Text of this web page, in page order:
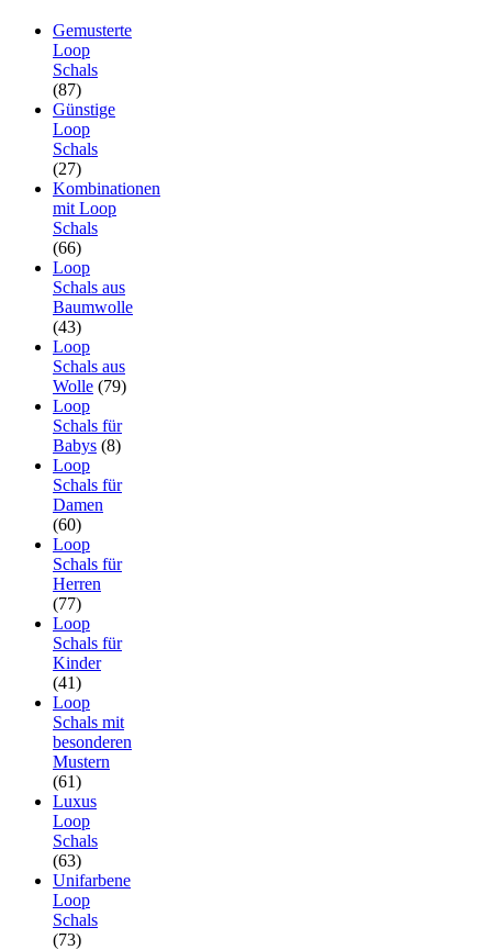
Gemusterte
Loop
Schals
(87)
Günstige
Loop
Schals
(27)
Kombinationen
mit Loop
Schals
(66)
Loop
Schals aus
Baumwolle
(43)
Loop
Schals aus
Wolle (79)
Loop
Schals für
Babys (8)
Loop
Schals für
Damen
(60)
Loop
Schals für
Herren
(77)
Loop
Schals für
Kinder
(41)
Loop
Schals mit
besonderen
Mustern
(61)
Luxus
Loop
Schals
(63)
Unifarbene
Loop
Schals
(73)